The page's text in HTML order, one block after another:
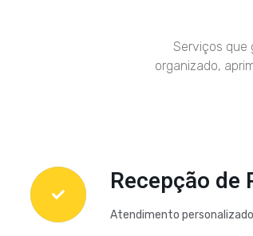
Serviços que
organizado,
Recepção de
Atendimento